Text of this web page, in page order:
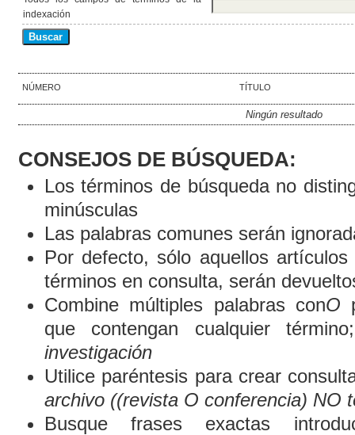
indexación
NÚMERO TÍTULO
Ningún resultado
CONSEJOS DE BÚSQUEDA:
Los términos de búsqueda no
minúsculas
Las palabras comunes serán
Por defecto, sólo aquellos artículos
términos en consulta, serán
Combine múltiples palabras conO
que contengan cualquier
investigación
Utilice paréntesis para crear
archivo ((revista O conferencia) NO
Busque frases exactas